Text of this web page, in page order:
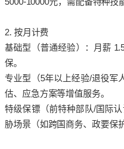
2. 按月计费
基础型（普通经验）：月薪
保。
专业型（5年以上经验/退役军
估、应急方案等增值服务。
特级保镖（前特种部队/国际
胁场景（如跨国商务、政要保